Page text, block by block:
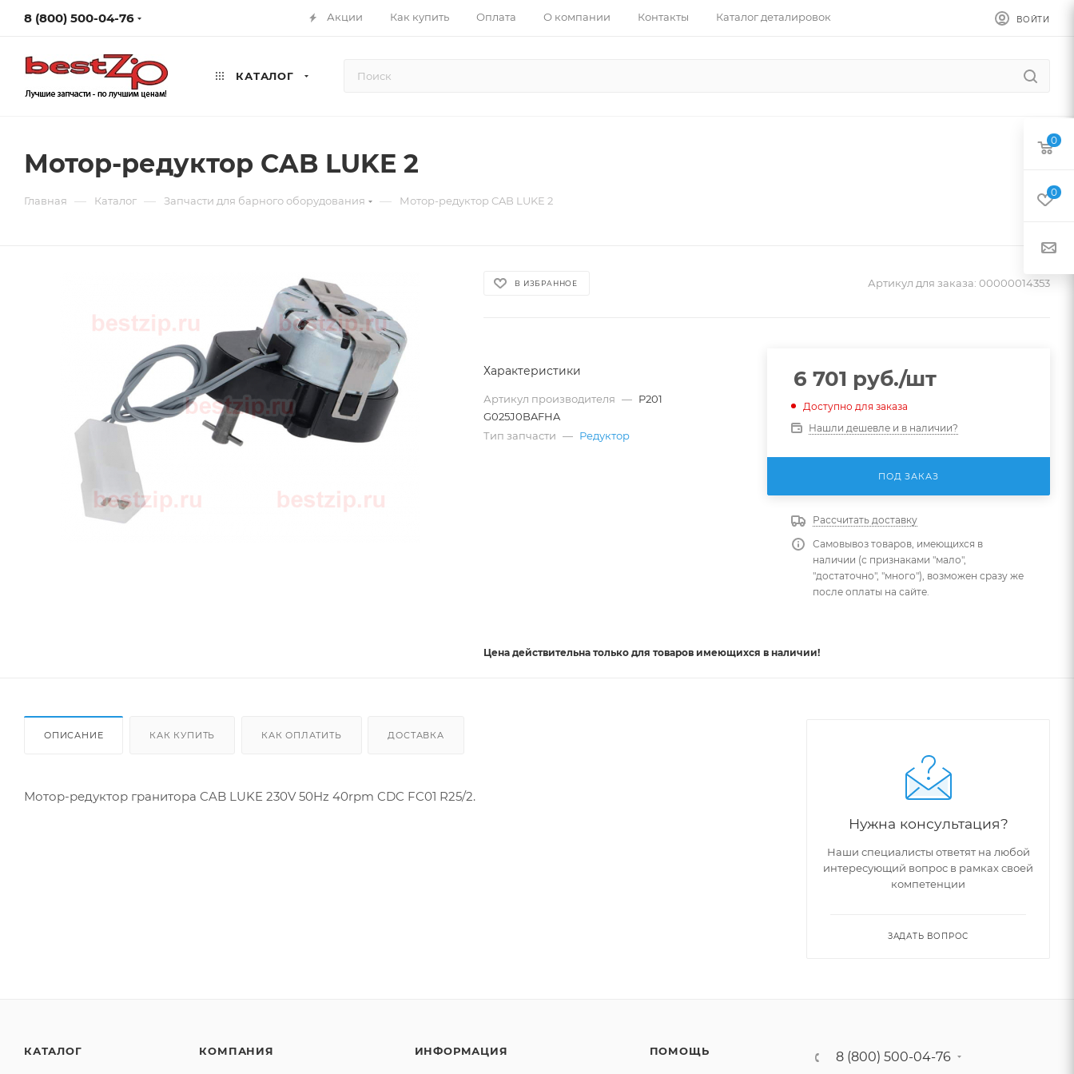
8 (800) 500-04-76 Акции Как купить Оплата О компании Контакты Каталог деталировок ВОЙТИ
КАТАЛОГ
Мотор-редуктор CAB LUKE 2
Главная — Каталог — Запчасти для барного оборудования — Мотор-редуктор CAB LUKE 2
В ИЗБРАННОЕ Артикул для заказа: 00000014353
Характеристики
Артикул производителя — P201
G025J0BAFHA
Тип запчасти — Редуктор
6 701 руб./шт
Доступно для заказа
Нашли дешевле и в наличии?
ПОД ЗАКАЗ
Рассчитать доставку
Самовывоз товаров, имеющихся в
наличии (с признаками "мало",
"достаточно", "много"), возможен сразу же
после оплаты на сайте.
Цена действительна только для товаров имеющихся в наличии!
ОПИСАНИЕ КАК КУПИТЬ КАК ОПЛАТИТЬ ДОСТАВКА
Мотор-редуктор гранитора CAB LUKE 230V 50Hz 40rpm CDC FC01 R25/2.
Нужна консультация?
Наши специалисты ответят на любой
интересующий вопрос в рамках своей
компетенции
ЗАДАТЬ ВОПРОС
КАТАЛОГ КОМПАНИЯ ИНФОРМАЦИЯ ПОМОЩЬ 8 (800) 500-04-76
0
0